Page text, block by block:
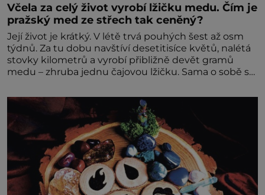
Včela za celý život vyrobí lžičku medu. Čím je
pražský med ze střech tak ceněný?
Její život je krátký. V létě trvá pouhých šest až osm
týdnů. Za tu dobu navštíví desetitisíce květů, nalétá
stovky kilometrů a vyrobí přibližně devět gramů
medu – zhruba jednu čajovou lžičku. Sama o sobě se
dalšími desítkami tisíc příslušnic svého včelstva,
vznikne jeden z nejdokonalejších organismů